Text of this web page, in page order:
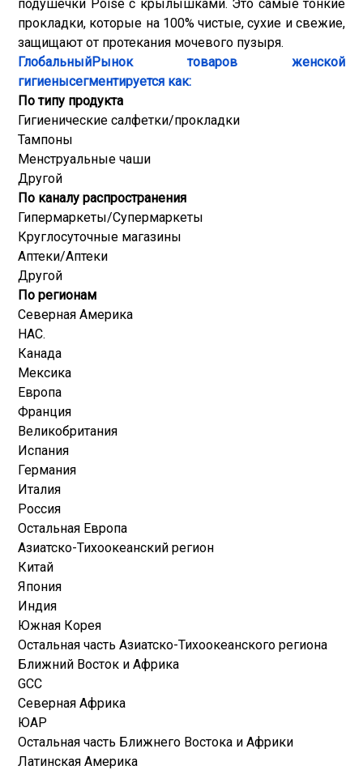
подушечки Poise с крылышками. Это самые тонкие
прокладки, которые на 100% чистые, сухие и свежие,
защищают от протекания мочевого пузыря.
ГлобальныйРынок товаров женской
гигиенысегментируется как:
По типу продукта
Гигиенические салфетки/прокладки
Тампоны
Менструальные чаши
Другой
По каналу распространения
Гипермаркеты/Супермаркеты
Круглосуточные магазины
Аптеки/Аптеки
Другой
По регионам
Северная Америка
НАС.
Канада
Мексика
Европа
Франция
Великобритания
Испания
Германия
Италия
Россия
Остальная Европа
Азиатско-Тихоокеанский регион
Китай
Япония
Индия
Южная Корея
Остальная часть Азиатско-Тихоокеанского региона
Ближний Восток и Африка
GCC
Северная Африка
ЮАР
Остальная часть Ближнего Востока и Африки
Латинская Америка